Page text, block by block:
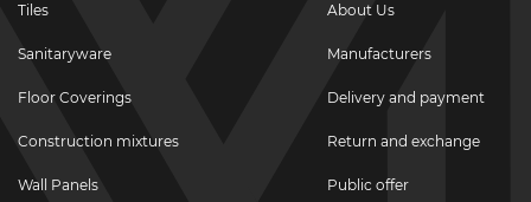
Tiles
Sanitaryware
Floor Coverings
Construction mixtures
Wall Panels
About Us
Manufacturers
Delivery and payment
Return and exchange
Public offer